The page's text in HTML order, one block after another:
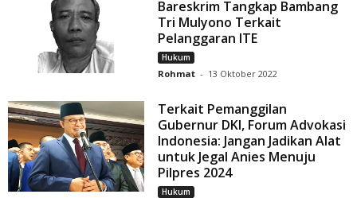
Bareskrim Tangkap Bambang
Tri Mulyono Terkait
Pelanggaran ITE
Hukum
Rohmat - 13 Oktober 2022
Terkait Pemanggilan
Gubernur DKI, Forum Advokasi
Indonesia: Jangan Jadikan Alat
untuk Jegal Anies Menuju
Pilpres 2024
Hukum